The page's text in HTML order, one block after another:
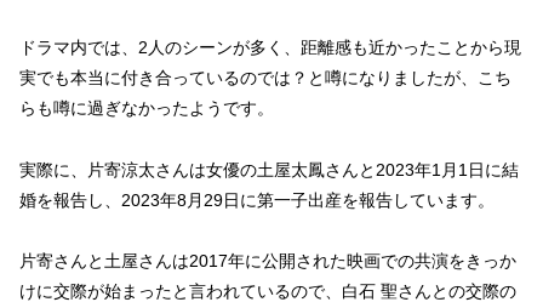
ドラマ内では、2人のシーンが多く、距離感も近かったことから現
実でも本当に付き合っているのでは？と噂になりましたが、こち
らも噂に過ぎなかったようです。
実際に、片寄涼太さんは女優の土屋太鳳さんと2023年1月1日に結
婚を報告し、2023年8月29日に第一子出産を報告しています。
片寄さんと土屋さんは2017年に公開された映画での共演をきっか
けに交際が始まったと言われているので、白石 聖さんとの交際の